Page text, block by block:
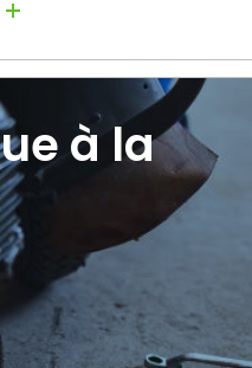
Lire la suite
à la